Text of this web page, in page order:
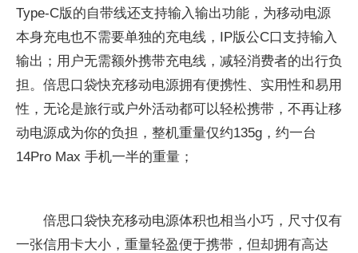
Type-C版的自带线还支持输入输出功能，为移动电源
本身充电也不需要单独的充电线，IP版公C口支持输入
输出；用户无需额外携带充电线，减轻消费者的出行负
担。倍思口袋快充移动电源拥有便携性、实用性和易用
性，无论是旅行或户外活动都可以轻松携带，不再让移
动电源成为你的负担，整机重量仅约135g，约一台
14Pro Max 手机一半的重量；
倍思口袋快充移动电源体积也相当小巧，尺寸仅有
一张信用卡大小，重量轻盈便于携带，但却拥有高达